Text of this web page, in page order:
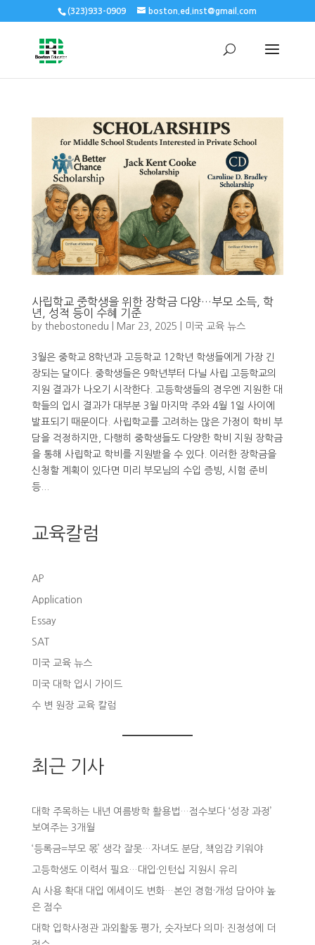
(323)933-0909 boston.ed.inst@gmail.com
사립학교 중학생을 위한 장학금 다양…부모 소득, 학
년, 성적 등이 수혜 기준
by thebostonedu Mar 23, 2025 미국 교육 뉴스
3월은 중학교 8학년과 고등학교 12학년 학생들에게 가장 긴
장되는 달이다. 중학생들은 9학년부터 다닐 사립 고등학교의
지원 결과가 나오기 시작한다. 고등학생들의 경우엔 지원한 대
학들의 입시 결과가 대부분 3월 마지막 주와 4월 1일 사이에
발표되기 때문이다. 사립학교를 고려하는 많은 가정이 학비 부
담을 걱정하지만, 다행히 중학생들도 다양한 학비 지원 장학금
을 통해 사립학교 학비를 지원받을 수 있다. 이러한 장학금을
신청할 계획이 있다면 미리 부모님의 수입 증빙, 시험 준비
등...
교육칼럼
AP
Application
Essay
SAT
미국 교육 뉴스
미국 대학 입시 가이드
수 변 원장 교육 칼럼
최근 기사
대학 주목하는 내년 여름방학 활용법…점수보다 ‘성장 과정’
보여주는 3개월
‘등록금=부모 몫’ 생각 잘못…자녀도 분담, 책임감 키워야
고등학생도 이력서 필요…대입·인턴십 지원시 유리
AI 사용 확대 대입 에세이도 변화…본인 경험·개성 담아야 높
은 점수
대학 입학사정관 과외활동 평가, 숫자보다 의미· 진정성에 더